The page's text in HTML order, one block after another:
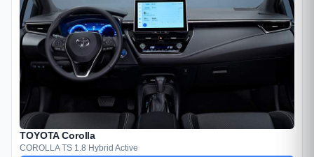
TOYOTA Corolla
COROLLA TS 1.8 Hybrid Active